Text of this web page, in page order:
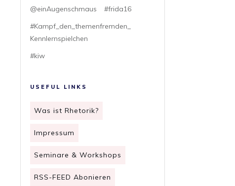
@einAugenschmaus
#frida16
#Kampf_den_themenfremden_
Kennlernspielchen
#kiw
USEFUL LINKS
Was ist Rhetorik?
Impressum
Seminare & Workshops
RSS-FEED Abonieren